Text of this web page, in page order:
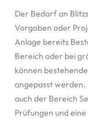
Der Bedarf an
Vorgaben oder
Anlage bereits
Bereich oder bei
können
angepasst werden.
auch der Bereich
Prüfungen und